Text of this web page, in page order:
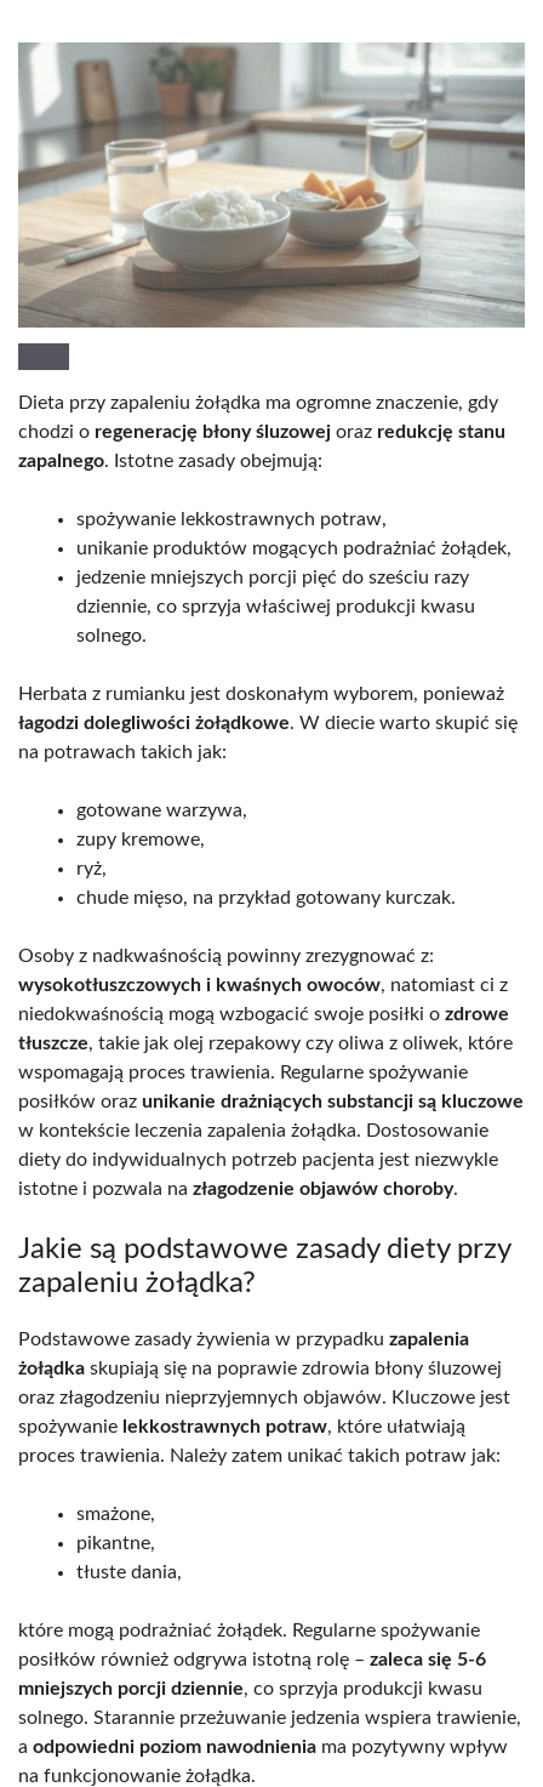
Dieta przy zapaleniu żołądka ma ogromne znaczenie, gdy
chodzi o regenerację błony śluzowej oraz redukcję stanu
zapalnego. Istotne zasady obejmują:
spożywanie lekkostrawnych potraw,
unikanie produktów mogących podrażniać żołądek,
jedzenie mniejszych porcji pięć do sześciu razy
dziennie, co sprzyja właściwej produkcji kwasu
solnego.
Herbata z rumianku jest doskonałym wyborem, ponieważ
łagodzi dolegliwości żołądkowe. W diecie warto skupić się
na potrawach takich jak:
gotowane warzywa,
zupy kremowe,
ryż,
chude mięso, na przykład gotowany kurczak.
Osoby z nadkwaśnością powinny zrezygnować z:
wysokotłuszczowych i kwaśnych owoców, natomiast ci z
niedokwaśnością mogą wzbogacić swoje posiłki o zdrowe
tłuszcze, takie jak olej rzepakowy czy oliwa z oliwek, które
wspomagają proces trawienia. Regularne spożywanie
posiłków oraz unikanie drażniących substancji są kluczowe
w kontekście leczenia zapalenia żołądka. Dostosowanie
diety do indywidualnych potrzeb pacjenta jest niezwykle
istotne i pozwala na złagodzenie objawów choroby.
Jakie są podstawowe zasady diety przy
zapaleniu żołądka?
Podstawowe zasady żywienia w przypadku zapalenia
żołądka skupiają się na poprawie zdrowia błony śluzowej
oraz złagodzeniu nieprzyjemnych objawów. Kluczowe jest
spożywanie lekkostrawnych potraw, które ułatwiają
proces trawienia. Należy zatem unikać takich potraw jak:
smażone,
pikantne,
tłuste dania,
które mogą podrażniać żołądek. Regularne spożywanie
posiłków również odgrywa istotną rolę – zaleca się 5-6
mniejszych porcji dziennie, co sprzyja produkcji kwasu
solnego. Starannie przeżuwanie jedzenia wspiera trawienie,
a odpowiedni poziom nawodnienia ma pozytywny wpływ
na funkcjonowanie żołądka.